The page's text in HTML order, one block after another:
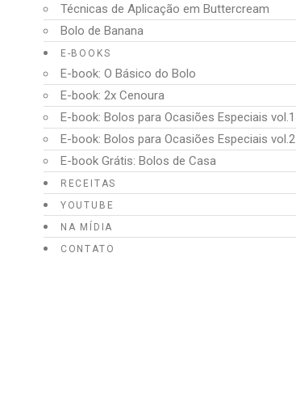
Técnicas de Aplicação em Buttercream
Bolo de Banana
E-BOOKS
E-book: O Básico do Bolo
E-book: 2x Cenoura
E-book: Bolos para Ocasiões Especiais vol.1
E-book: Bolos para Ocasiões Especiais vol.2
E-book Grátis: Bolos de Casa
RECEITAS
YOUTUBE
NA MÍDIA
CONTATO